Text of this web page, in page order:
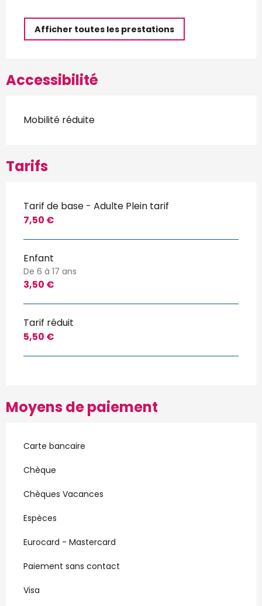
Afficher toutes les prestations
Accessibilité
Mobilité réduite
Tarifs
Tarif de base - Adulte Plein tarif
7,50 €
Enfant
De 6 à 17 ans
3,50 €
Tarif réduit
5,50 €
Moyens de paiement
Carte bancaire
Chèque
Chèques Vacances
Espèces
Eurocard - Mastercard
Paiement sans contact
Visa